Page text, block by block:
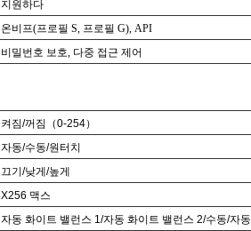
지원하다
온비프(프로필 S, 프로필 G), API
비밀번호 보호, 다중 접근 제어
켜짐/꺼짐 （0-254）
자동/수동/원터치
끄기/낮게/높게
X256 맥스
자동 화이트 밸런스 1/자동 화이트 밸런스 2/수동/자동